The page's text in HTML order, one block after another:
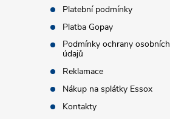
Platební podmínky
Platba Gopay
Podmínky ochrany osobních
údajů
Reklamace
Nákup na splátky Essox
Kontakty